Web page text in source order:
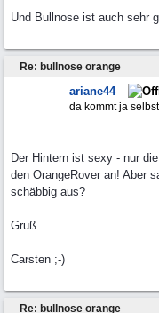
Und Bullnose ist auch sehr
Re: bullnose orange
ariane44
da kommt ja
Der Hintern ist sexy - nur
den OrangeRover an! Aber
schäbbig aus?
Gruß
Carsten ;-)
Re: bullnose orange